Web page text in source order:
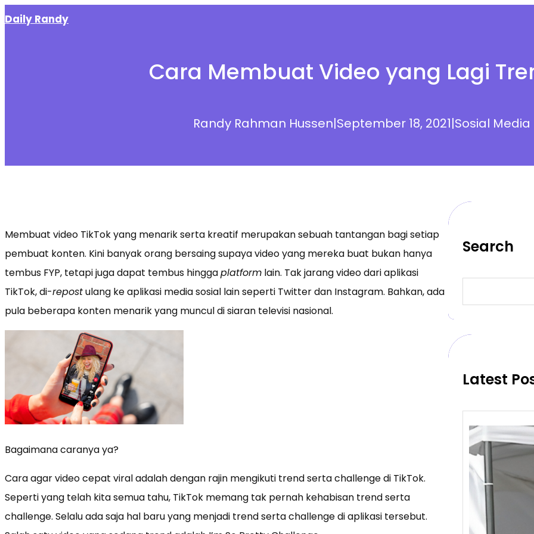
to
Daily Randy
Cara Membuat Video yang Lagi
Randy Rahman Hussen|September 18, 2021|Sosial Media
Membuat video TikTok yang menarik serta kreatif merupakan sebuah tantangan bagi setiap
pembuat konten. Kini banyak orang bersaing supaya video yang mereka buat bukan hanya
tembus FYP, tetapi juga dapat tembus hinggaplatform lain. Tak jarang video dari aplikasi
TikTok, di-repostulang ke aplikasi media sosial lain seperti Twitter dan Instagram. Bahkan, ada
pula beberapa konten menarik yang muncul di siaran televisi nasional.
Bagaimana caranya ya?
Cara agar video cepat viral adalah dengan rajin mengikuti trend serta challenge di TikTok.
Seperti yang telah kita semua tahu, TikTok memang tak pernah kehabisan trend serta
challenge. Selalu ada saja hal baru yang menjadi trend serta challenge di aplikasi tersebut.
Search
a
c
Latest